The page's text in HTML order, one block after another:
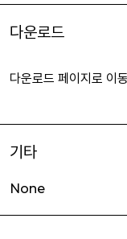
다운로드
다운로드 페이지로 이
기타
None